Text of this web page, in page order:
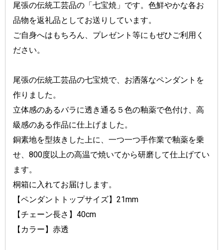
尾張の伝統工芸品の「七宝焼」です。色鮮やかな各お
品物を返礼品としてお送りしています。
ご自身へはもちろん、プレゼント等にもぜひご利用く
ださい。
尾張の伝統工芸品の七宝焼で、お洒落なペンダントを
作りました。
立体感のあるバラに透き通る５色の釉薬で色付け、高
級感のある作品に仕上げました。
銅素地を型抜きした上に、一つ一つ手作業で釉薬を乗
せ、800度以上の高温で焼いてから研磨して仕上げてい
ます。
桐箱に入れてお届けします。
【ペンダントトップサイズ】21mm
【チェーン長さ】40cm
【カラー】赤透